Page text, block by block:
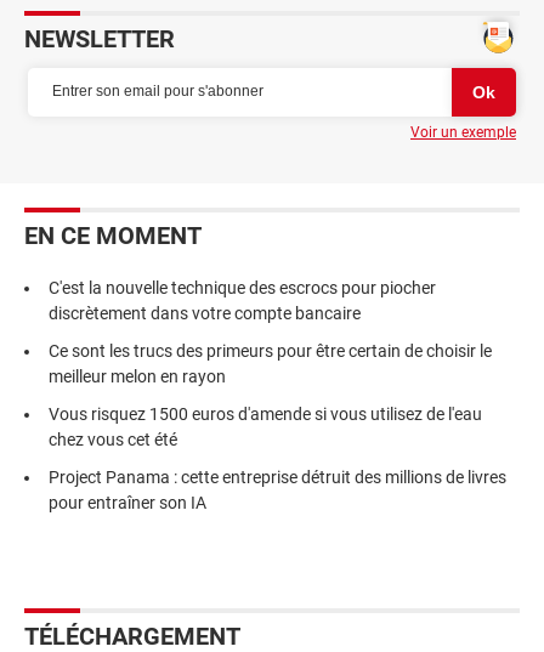
NEWSLETTER
Voir un exemple
EN CE MOMENT
C'est la nouvelle technique des escrocs pour piocher
discrètement dans votre compte bancaire
Ce sont les trucs des primeurs pour être certain de choisir le
meilleur melon en rayon
Vous risquez 1500 euros d'amende si vous utilisez de l'eau
chez vous cet été
Project Panama : cette entreprise détruit des millions de livres
pour entraîner son IA
TÉLÉCHARGEMENT